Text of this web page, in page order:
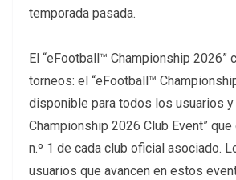
temporada pasada.
El “eFootball™ Championship 2026”
torneos: el “eFootball™
disponible para todos los usuarios y
Championship 2026 Club Event”
n.º 1 de cada club oficial asociado.
usuarios que avancen en estos